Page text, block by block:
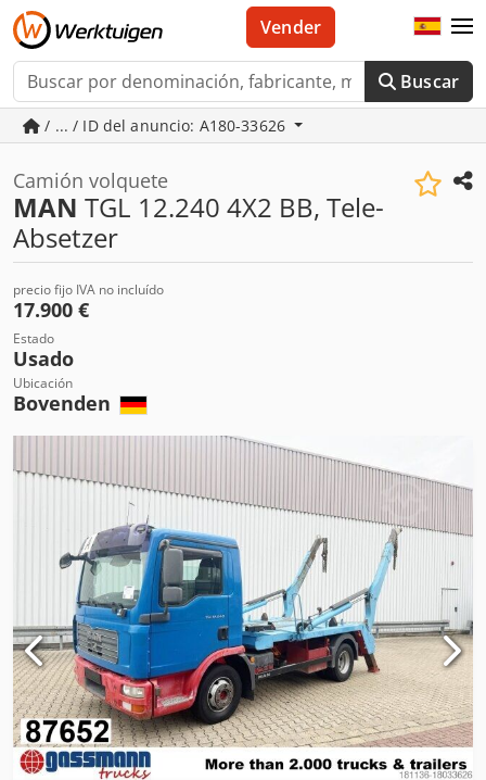
Buscar
Vender
/ ... / ID del anuncio: A180-33626
Camión volquete
MAN TGL 12.240 4X2 BB, Tele-
Absetzer
precio fijo IVA no incluído
17.900 €
Estado
Usado
Ubicación
Bovenden